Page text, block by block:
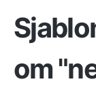
om